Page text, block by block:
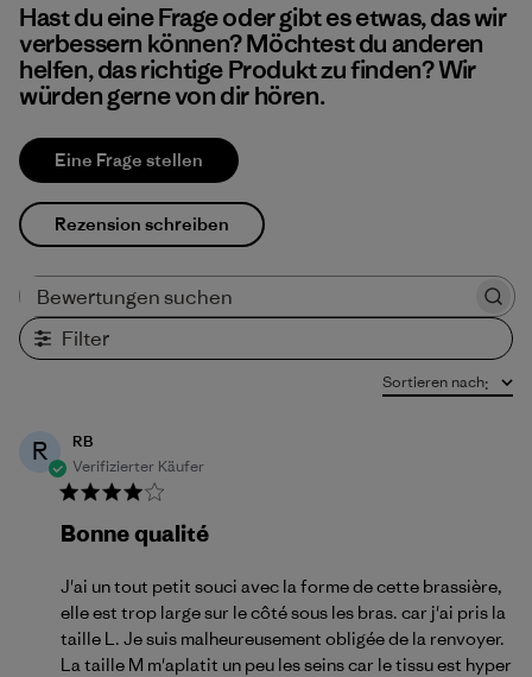
Hast du eine Frage oder gibt es etwas, das wir
verbessern können? Möchtest du anderen
helfen, das richtige Produkt zu finden? Wir
würden gerne von dir hören.
Eine Frage stellen
Rezension schreiben
Filter
Sortieren nach:
R
RB
Verifizierter Käufer
Bonne qualité
J'ai un tout petit souci avec la forme de cette brassière,
elle est trop large sur le côté sous les bras. car j'ai pris la
taille L. Je suis malheureusement obligée de la renvoyer.
La taille M m'aplatit un peu les seins car le tissu est hyper